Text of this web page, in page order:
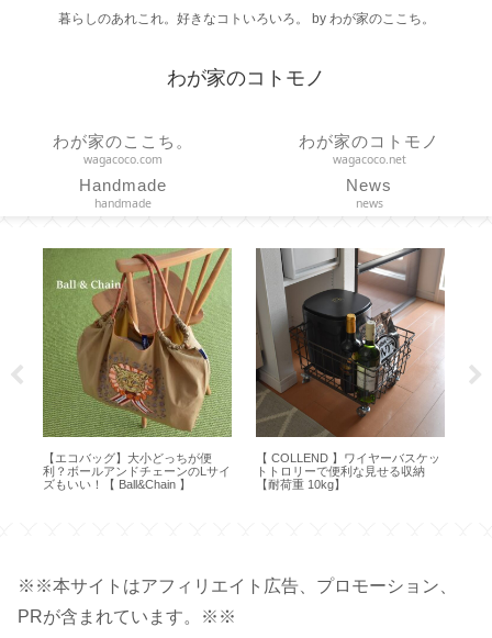
暮らしのあれこれ。好きなコトいろいろ。 by わが家のここち。
わが家のコトモノ
わが家のここち。
wagacoco.com
わが家のコトモノ
wagacoco.net
Handmade
handmade
News
news
っちが便
ーンのLサイ
【 COLLEND 】ワイヤーバスケッ
トトロリーで便利な見せる収納
【耐荷重 10kg】
【チェアシート】正しい姿勢で疲
れ軽減！ドイツ生まれのコンフォ
ートクッション【feela.】
※※本サイトはアフィリエイト広告、プロモーション、
PRが含まれています。※※